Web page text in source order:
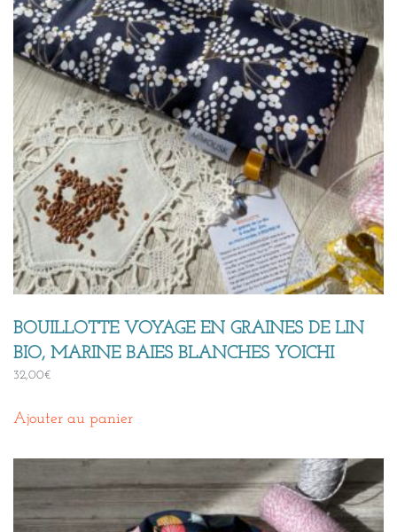
BOUILLOTTE VOYAGE EN GRAINES DE LIN
BIO, MARINE BAIES BLANCHES YOICHI
32,00€
Ajouter au panier